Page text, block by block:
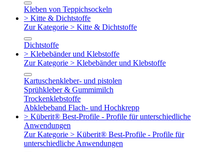
Kleben von Teppichsockeln
> Kitte & Dichtstoffe
Zur Kategorie > Kitte & Dichtstoffe
Dichtstoffe
> Klebebänder und Klebstoffe
Zur Kategorie > Klebebänder und Klebstoffe
Kartuschenkleber- und pistolen
Sprühkleber & Gummimilch
Trockenklebstoffe
Abklebeband Flach- und Hochkrepp
> Küberit® Best-Profile - Profile für unterschiedliche
Anwendungen
Zur Kategorie > Küberit® Best-Profile - Profile für
unterschiedliche Anwendungen